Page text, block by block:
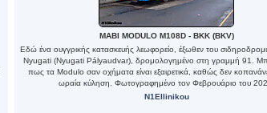
MABI MODULO M108D - BKK (BKV)
Εδώ ένα ουγγρικής κατασκευής λεωφορείο, έξωθεν του
Nyugati (Nyugati Pályaudvar), δρομολογημένο στη γραμμή 91.
πως τα Modulo σαν οχήματα είναι εξαιρετικά, καθώς δεν
ωραία κύληση. Φωτογραφημένο τον Φεβρουάριο του
N1Ellinikou